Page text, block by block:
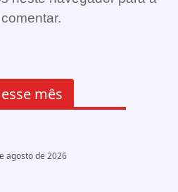
mês
agosto de 2026